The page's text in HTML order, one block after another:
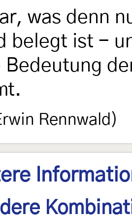
was denn
belegt ist -
Bedeutung
Rennwald)